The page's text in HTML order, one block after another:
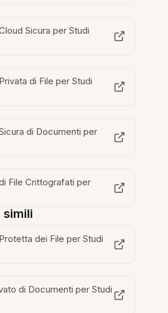
Sicura per Studi
di File per Studi
di Documenti per
File Crittografati per
simili
dei File per Studi
di Documenti per Studi